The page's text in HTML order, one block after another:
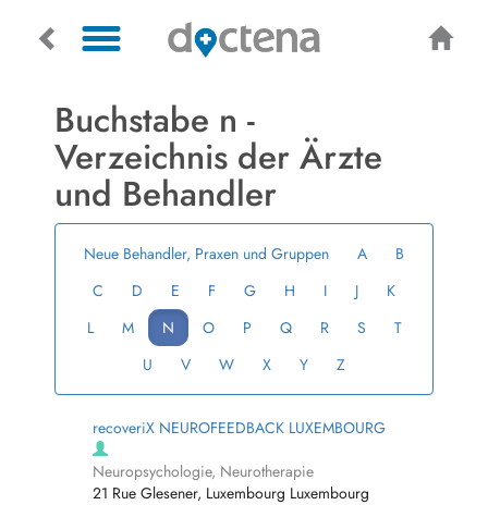
Buchstabe n -
Verzeichnis der Ärzte
und Behandler
Neue Behandler, Praxen und Gruppen A
B
C
D E F G H I J
K
L
M N O P Q R S
T
U
V W X Y Z
recoveriX NEUROFEEDBACK LUXEMBOURG
Neuropsychologie, Neurotherapie
21 Rue Glesener, Luxembourg Luxembourg